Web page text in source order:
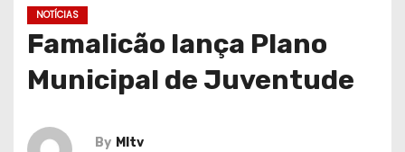
NOTÍCIAS
Famalicão lança Plano
Municipal de Juventude
By MItv